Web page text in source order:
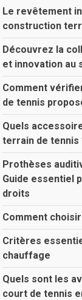
Le revêtement
construction
Découvrez la
et innovation au
Comment
de tennis
Quels
terrain de tennis
Prothèses
Guide essentiel
droits
Comment
Critères
chauffage
Quels sont les
court de tennis